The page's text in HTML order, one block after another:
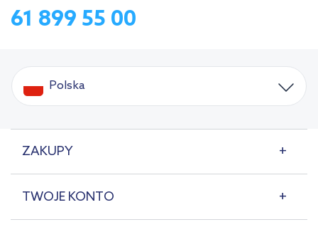
61 899 55 00
Polska
ZAKUPY
TWOJE KONTO